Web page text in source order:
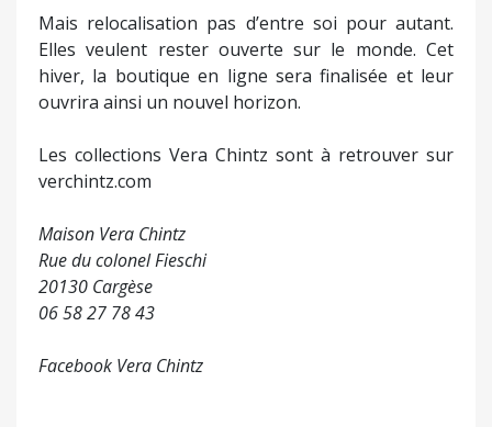
Mais relocalisation pas d’entre soi pour autant.
Elles veulent rester ouverte sur le monde. Cet
hiver, la boutique en ligne sera finalisée et leur
ouvrira ainsi un nouvel horizon.
Les collections Vera Chintz sont à retrouver sur
verchintz.com
Maison Vera Chintz
Rue du colonel Fieschi
20130 Cargèse
06 58 27 78 43
Facebook Vera Chintz